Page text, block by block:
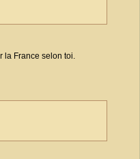
la France selon toi.